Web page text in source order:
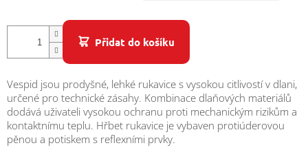
Přidat do košíku
Vespid jsou prodyšné, lehké rukavice s vysokou citlivostí v dlani,
určené pro technické zásahy. Kombinace dlaňových materiálů
dodává uživateli vysokou ochranu proti mechanickým rizikům a
kontaktnímu teplu. Hřbet rukavice je vybaven protiúderovou
pěnou a potiskem s reflexními prvky.